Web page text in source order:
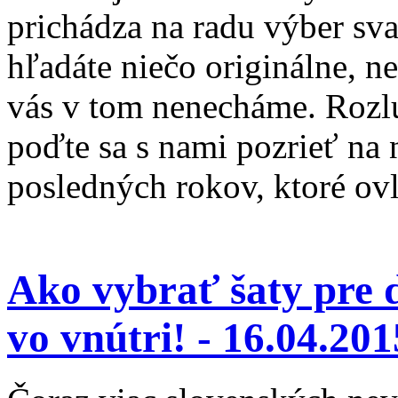
prichádza na radu výber
hľadáte niečo originálne,
vás v tom nenecháme.
poďte sa s nami pozrieť na
posledných rokov, ktoré
Ako vybrať šaty pre
vo vnútri! -